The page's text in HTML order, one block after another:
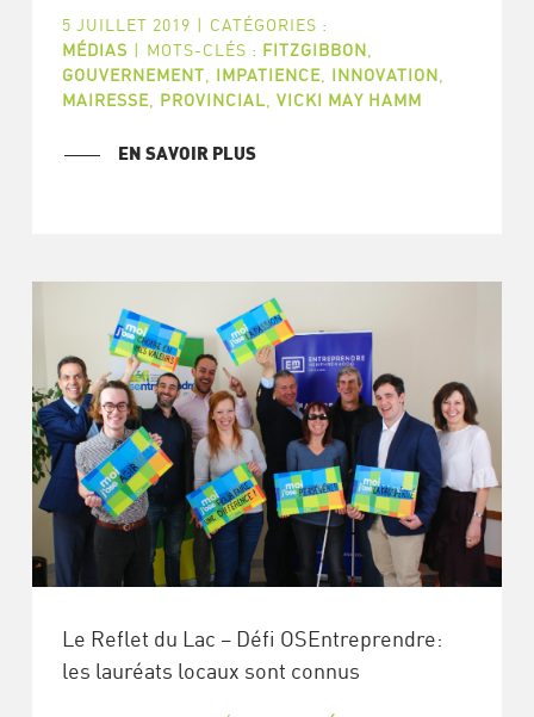
5 JUILLET 2019 | CATÉGORIES :
MÉDIAS | MOTS-CLÉS : FITZGIBBON
GOUVERNEMENT
IMPATIENCE, INNOVATION
MAIRESSE, PROVINCIAL VICKI MAY HAMM
EN SAVOIR PLUS
Le Reflet du Lac – Défi OSEntreprendre:
les lauréats locaux sont connus